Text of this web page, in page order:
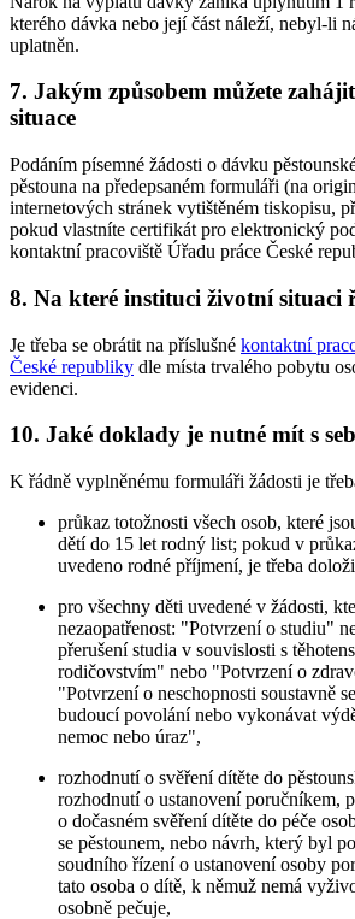
kterého dávka nebo její část náleží, nebyl-li
uplatněn.
7. Jakým způsobem můžete
situace
Podáním písemné žádosti o dávku
pěstouna na předepsaném formuláři (na
internetových stránek vytištěném tiskopisu,
pokud vlastníte certifikát pro elektronický
kontaktní pracoviště Úřadu práce České
8. Na které instituci životní situaci
Je třeba se obrátit na příslušné kontaktní
České republiky dle místa trvalého pobytu
evidenci.
10. Jaké doklady je nutné mít s
K řádně vyplněnému formuláři žádosti je
průkaz totožnosti všech osob, které
dětí do 15 let rodný list; pokud v
uvedeno rodné příjmení, je třeba
pro všechny děti uvedené v žádosti,
nezaopatřenost: "Potvrzení o studiu"
přerušení studia v souvislosti s
rodičovstvím" nebo "Potvrzení o
"Potvrzení o neschopnosti soustavně
budoucí povolání nebo vykonávat
nemoc nebo úraz",
rozhodnutí o svěření dítěte do
rozhodnutí o ustanovení poručníkem,
o dočasném svěření dítěte do péče
se pěstounem, nebo návrh, který byl
soudního řízení o ustanovení osoby
tato osoba o dítě, k němuž nemá
osobně pečuje,